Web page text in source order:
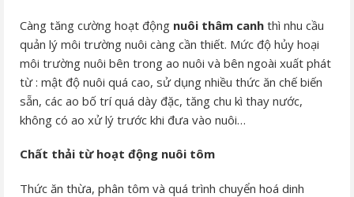
Càng tăng cường hoạt động nuôi thâm canh thì nhu cầu
quản lý môi trường nuôi càng cần thiết. Mức độ hủy hoại
môi trường nuôi bên trong ao nuôi và bên ngoài xuất phát
từ : mật độ nuôi quá cao, sử dụng nhiều thức ăn chế biến
sẵn, các ao bố trí quá dày đặc, tăng chu kì thay nước,
không có ao xử lý trước khi đưa vào nuôi…
Chất thải từ hoạt động nuôi tôm
Thức ăn thừa, phân tôm và quá trình chuyển hoá dinh